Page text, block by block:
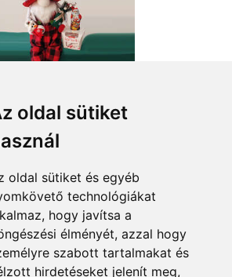
oldal sütiket
oldal sütiket és egyéb
technológiákat
hogy javítsa a
élményét, azzal hogy
szabott tartalmakat és
hirdetéseket jelenít meg,
karácsonyi manófiú
19 480 Ft-tól
fizetési módok